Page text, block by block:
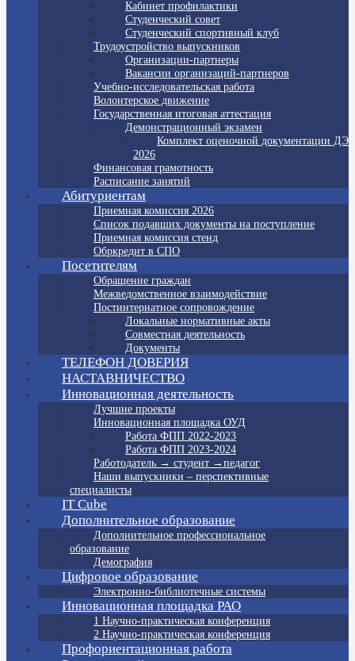
Кабинет профилактики
Студенческий совет
Студенческий спортивный клуб
Трудоустройство выпускников
Организации-партнеры
Вакансии организаций-партнеров
Учебно-исследовательская работа
Волонтерское движение
Государственная итоговая аттестация
Демонстрационный экзамен
Комплект оценочной документации ДЭ
2026
Финансовая грамотность
Расписание занятий
Абитуриентам
Приемная комиссия 2026
Список подавших документы на поступление
Приемная комиссия стенд
Обркредит в СПО
Посетителям
Обращение граждан
Межведомственное взаимодействие
Постинтернатное сопровождение
Локальные нормативные акты
Совместная деятельность
Документы
ТЕЛЕФОН ДОВЕРИЯ
НАСТАВНИЧЕСТВО
Инновационная деятельность
Лучшие проекты
Инновационная площадка ОУД
Работа ФПП 2022-2023
Работа ФПП 2023-2024
Работодатель → студент →педагог
Наши выпускники – перспективные
специалисты
IT Cube
Дополнительное образование
Дополнительное профессиональное
образование
Демография
Цифровое образование
Электронно-библиотечные системы
Инновационная площадка РАО
1 Научно-практическая конференция
2 Научно-практическая конференция
Профориентационная работа